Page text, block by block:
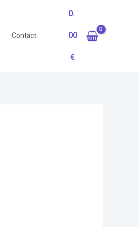
Contact
0.
00
€